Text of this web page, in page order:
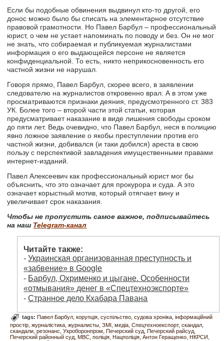
Если бы подобные обвинения выдвинул кто-то другой, его
донос можно было бы списать на элементарное отсутствие
правовой грамотности. Но Павел Барбул – профессиональный
юрист, о чем не устает напоминать по поводу и без. Он не мог
не знать, что собираемая и публикуемая журналистами
информация о его выдающейся персоне не является
конфиденциальной. То есть, никто неприкосновенность его
частной жизни не нарушал.
Говоря прямо, Павел Барбул, скорее всего, в заявлении
следователю на журналистов откровенно врал. А в этом уже
просматриваются признаки деяния, предусмотренного ст. 383
УК. Более того – второй части этой статьи, которая
предусматривает наказание в виде лишения свободы сроком
до пяти лет. Ведь очевидно, что Павел Барбул, неся в полицию
явно ложное заявление о якобы преступлении против его
частной жизни, добивался (и таки добился) ареста в свою
пользу с перспективой завладения имущественными правами
интернет-изданий.
Павел Алексеевич как профессиональный юрист мог бы
объяснить, что это означает для прокурора и суда. А это
означает корыстный мотив, который отягчает вину и
увеличивает срок наказания.
Чтобы не пропустить самое важное, подписывайтесь
на наш Telegram-канал
Читайте также:
-Украинская организованная преступность и
«забвение» в Google
- Барбул, Охрименко и цыгане. Особенности
«отмывания» денег в «Спецтехноэкспорте»
-Странное дело Кхабара Павана
tags:Павел Барбул корупція суспільство судова хроніка інформаційний
простір журналістика журналисты ЗМІ медіа Спецтехноекспорт скандал
скандали резонанс Укроборонпром Печерский суд
Печерский райсуд
Печерский районный суд МВС поліція Нацполіція Антон Геращенко
НКРСИ